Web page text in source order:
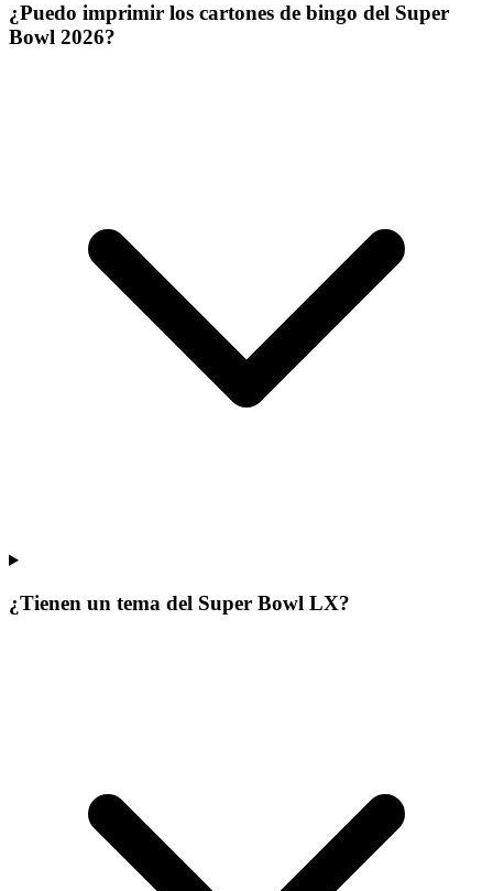
¿Puedo imprimir los cartones de bingo del Super
Bowl 2026?
¿Tienen un tema del Super Bowl LX?